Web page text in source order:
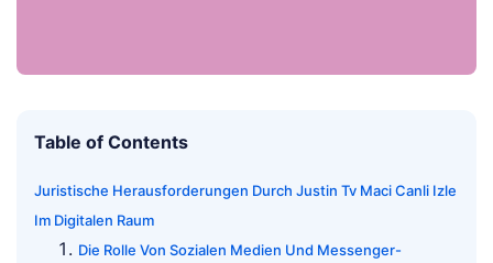
Table of Contents
Juristische Herausforderungen Durch Justin Tv Maci Canli Izle
Im Digitalen Raum
Die Rolle Von Sozialen Medien Und Messenger-